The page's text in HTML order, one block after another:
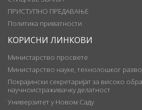
ПРИСТУПНО ПРЕДАВАЊЕ
Политика приватности
КОРИСНИ ЛИНКОВИ
Министарство просвете
Министарство науке, технолошког
Покрајински секретаријат за високо
научноистраживачку делатност
Универзитет у Новом Саду